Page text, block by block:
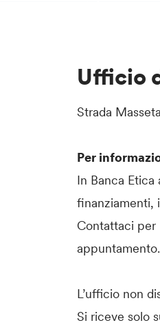
Ufficio
Strada
Per
In Banca
finanziamenti,
Contattaci per
L’ufficio non
Si riceve solo